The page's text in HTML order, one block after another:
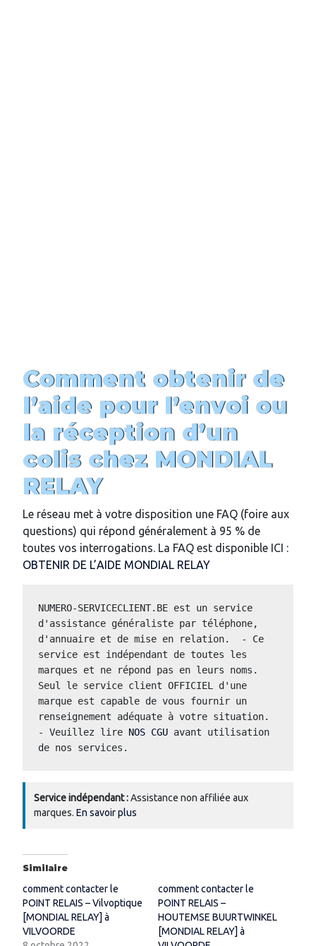
Comment obtenir de
l’aide pour l’envoi ou
la réception d’un
colis chez MONDIAL
RELAY
Le réseau met à votre disposition une FAQ (foire aux
questions) qui répond généralement à 95 % de
toutes vos interrogations. La FAQ est disponible ICI :
OBTENIR DE L’AIDE MONDIAL RELAY
NUMERO-SERVICECLIENT.BE est un service
d'assistance généraliste par téléphone,
d'annuaire et de mise en relation.  - Ce
service est indépendant de toutes les
marques et ne répond pas en leurs noms.
Seul le service client OFFICIEL d'une
marque est capable de vous fournir un
renseignement adéquate à votre situation.
- Veuillez lire NOS CGU avant utilisation
de nos services.
Service indépendant :Assistance non affiliée aux
marques. En savoir plus
Similaire
comment contacter le
POINT RELAIS – Vilvoptique
[MONDIAL RELAY] à
VILVOORDE
comment contacter le
POINT RELAIS –
HOUTEMSE BUURTWINKEL
[MONDIAL RELAY] à